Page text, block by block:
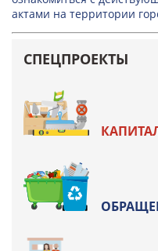
актами на территории
СПЕЦПРОЕКТЫ